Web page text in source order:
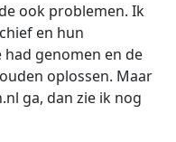
ook problemen. Ik
en hun
genomen en de
oplossen. Maar
ga, dan zie ik nog